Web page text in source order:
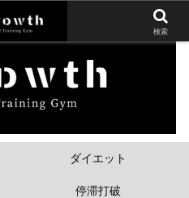
ダイエット
停滞打破
検索